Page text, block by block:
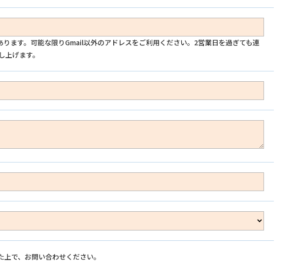
ます。可能な限りGmail以外のアドレスをご利用ください。2営業日を過ぎても連
げます。
で、お問い合わせください。